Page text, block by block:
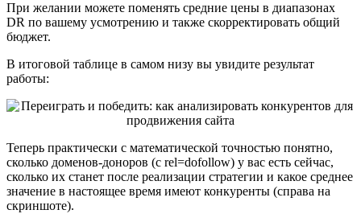
При желании можете поменять средние цены в диапазонах
DR по вашему усмотрению и также скорректировать общий
бюджет.
В итоговой таблице в самом низу вы увидите результат
работы:
Теперь практически с математической точностью понятно,
сколько доменов-доноров (c rel=dofollow) у вас есть сейчас,
сколько их станет после реализации стратегии и какое среднее
значение в настоящее время имеют конкуренты (справа на
скриншоте).